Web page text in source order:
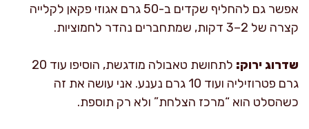
אפשר גם להחליף שקדים ב-50 גרם אגוזי פקאן לקלייה
קצרה של 2–3 דקות, שמתחברים נהדר לחמוציות.
שדרוג ירוק:
לתחושת טאבולה מודגשת, הוסיפו עוד 20
גרם פטרוזיליה ועוד 10 גרם נענע. אני עושה את זה
כשהסלט הוא “מרכז הצלחת” ולא רק תוספת.